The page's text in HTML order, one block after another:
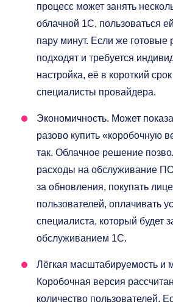
процесс может занять
облачной 1С, пользоваться
пару минут. Если же готовые
подходят и требуется
настройка, её в короткий
специалисты провайдера.
Экономичность. Может
разово купить «коробочную
так. Облачное решение
расходы на обслуживание
за обновления, покупать
пользователей, оплачивать
специалиста, который будет
обслуживанием 1С.
Лёгкая масштабируемость и
Коробочная версия
количество пользователей.